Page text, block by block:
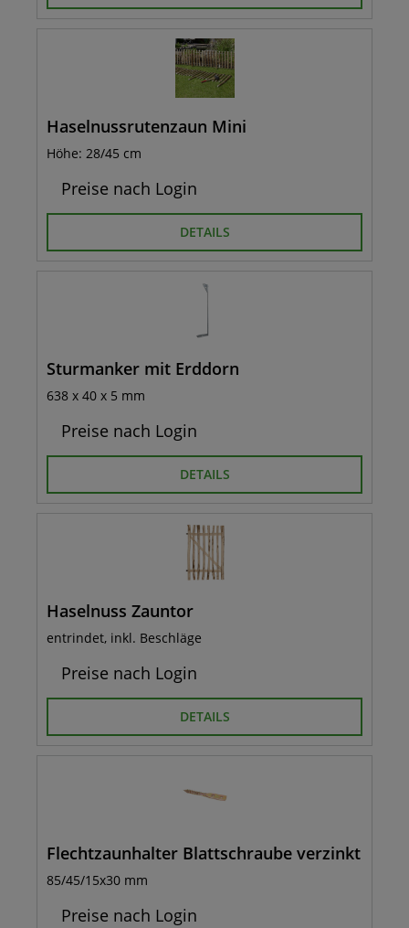
Haselnussrutenzaun Mini
Höhe: 28/45 cm
Preise nach Login
DETAILS
Sturmanker mit Erddorn
638 x 40 x 5 mm
Preise nach Login
DETAILS
Haselnuss Zauntor
entrindet, inkl. Beschläge
Preise nach Login
DETAILS
Flechtzaunhalter Blattschraube verzinkt
85/45/15x30 mm
Preise nach Login